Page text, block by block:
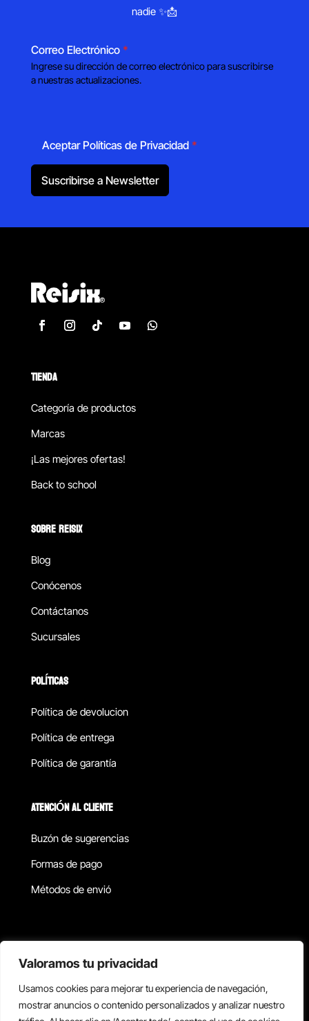
Valoramos tu privacidad
Usamos cookies para mejorar tu experiencia de navegación,
mostrar anuncios o contenido personalizados y analizar nuestro
nadie ✨📩
Correo Electrónico *
Ingrese su dirección de correo electrónico para suscribirse
a nuestras actualizaciones.
Aceptar Políticas de Privacidad *
Suscribirse a Newsletter
TIENDA
Categoría de productos
Marcas
¡Las mejores ofertas!
Back to school
SOBRE REISIX
Blog
Conócenos
Contáctanos
Sucursales
POLÍTICAS
Política de devolucion
Política de entrega
Política de garantía
ATENCIÓN AL CLIENTE
Buzón de sugerencias
Formas de pago
Métodos de envió
Copyright © 2026 Reisix. Todos los derechos reservados.